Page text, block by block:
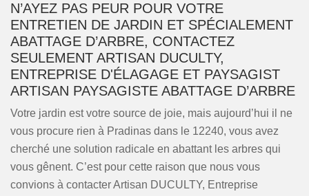
N’AYEZ PAS PEUR POUR VOTRE
ENTRETIEN DE JARDIN ET SPÉCIALEMENT
ABATTAGE D’ARBRE, CONTACTEZ
SEULEMENT ARTISAN DUCULTY,
ENTREPRISE D'ÉLAGAGE ET PAYSAGIST
ARTISAN PAYSAGISTE ABATTAGE D’ARBRE
Votre jardin est votre source de joie, mais aujourd’hui il ne
vous procure rien à Pradinas dans le 12240, vous avez
cherché une solution radicale en abattant les arbres qui
vous gênent. C’est pour cette raison que nous vous
convions à contacter Artisan DUCULTY, Entreprise